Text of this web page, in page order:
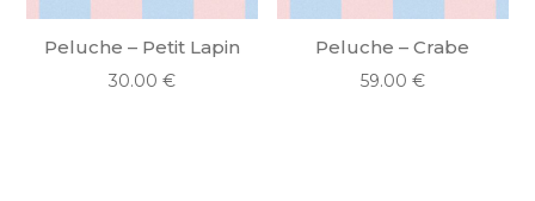
Peluche – Petit Lapin
30.00€
Peluche – Crabe
59.00 €